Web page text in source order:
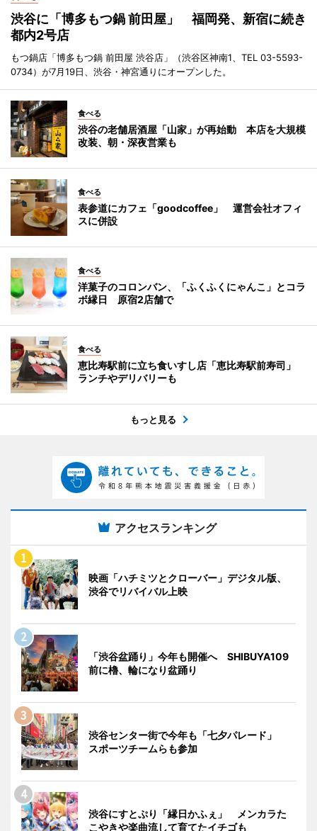
渋谷に「博多もつ鍋 前田屋」 福岡発、新宿に続き
都内2号店
もつ鍋店「博多もつ鍋 前田屋 渋谷店」（渋谷区神南1、TEL 03-5593-
0734）が7月19日、渋谷・神宮通りにオープンした。
食べる
渋谷の老舗居酒屋「山家」が再始動 本店を大規模
改装、朝・深夜営業も
食べる
表参道にカフェ「goodcoffee」 運営会社オフィ
スに併設
食べる
洋菓子のコロンバン、「ふくふくにゃんこ」とコラ
ボ縁日 原宿2店舗で
食べる
恵比寿駅前に立ち食いすし店「恵比寿駅前寿司」
ランチやデリバリーも
もっと見る
アクセスランキング
映画「ハチミツとクローバー」デジタル版、
渋谷でリバイバル上映
「渋谷盆踊り」今年も開催へ SHIBUYA109
前に櫓、輪になり盆踊り
渋谷センター街で今年も「七夕パレード」
スポーツチームらも参加
渋谷にすとぷり「縁日かふぇ」 メンカラた
こやきや楽曲流して育てたイチゴも